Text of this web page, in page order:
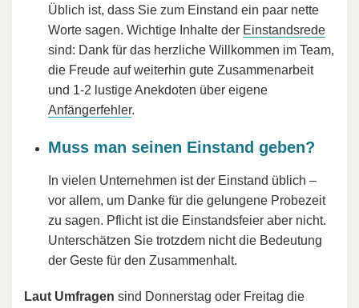
Üblich ist, dass Sie zum Einstand ein paar nette
Worte sagen. Wichtige Inhalte der Einstandsrede
sind: Dank für das herzliche Willkommen im Team,
die Freude auf weiterhin gute Zusammenarbeit
und 1-2 lustige Anekdoten über eigene
Anfängerfehler.
Muss man seinen Einstand geben?
In vielen Unternehmen ist der Einstand üblich –
vor allem, um Danke für die gelungene Probezeit
zu sagen. Pflicht ist die Einstandsfeier aber nicht.
Unterschätzen Sie trotzdem nicht die Bedeutung
der Geste für den Zusammenhalt.
Laut Umfragen sind Donnerstag oder Freitag die